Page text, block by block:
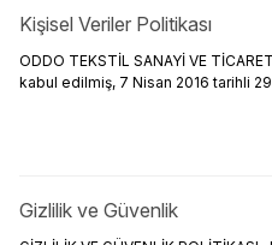
Kişisel Veriler Politikası
ODDO TEKSTİL SANAYİ VE
kabul edilmiş, 7 Nisan 2016 tarihli
Gizlilik ve Güvenlik